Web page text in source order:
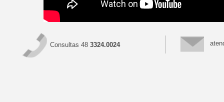
Consultas 48 3324.0024